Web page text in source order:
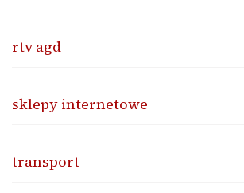
rtv agd
sklepy internetowe
transport